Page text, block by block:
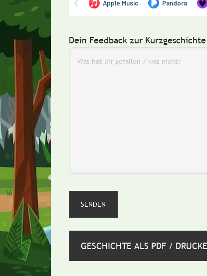
Dein Feedback zur
GESCHICHTE ALS PDF /